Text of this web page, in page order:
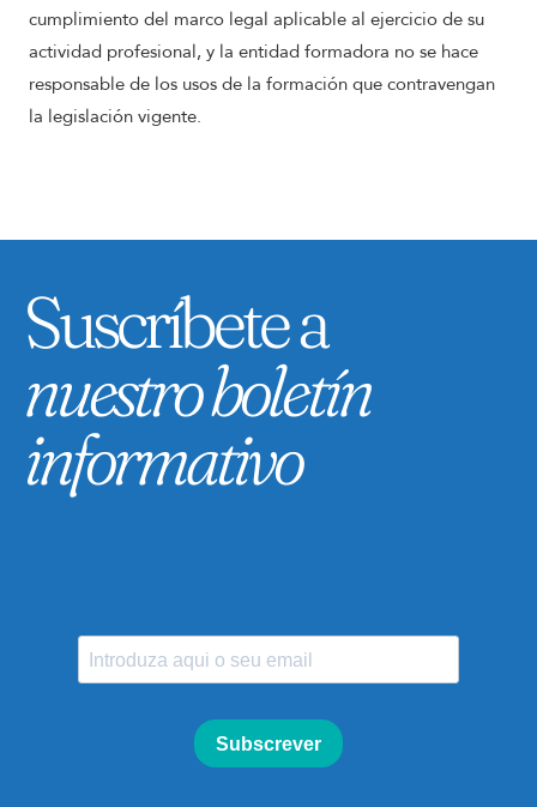
cumplimiento del marco legal aplicable al ejercicio de su
actividad profesional, y la entidad formadora no se hace
responsable de los usos de la formación que contravengan
la legislación vigente.
Suscríbete a
nuestro boletín
informativo